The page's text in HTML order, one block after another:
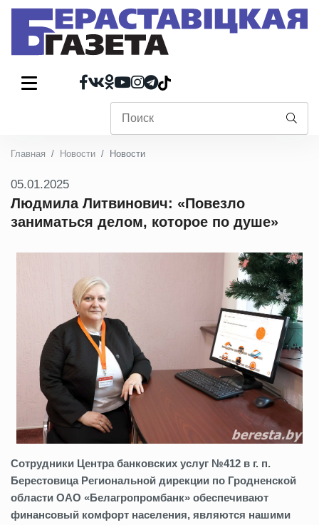
Главная Новости Новости
05.01.2025
Людмила Литвинович: «Повезло
заниматься делом, которое по душе»
Сотрудники Центра банковских услуг №412 в г. п.
Берестовица Региональной дирекции по Гродненской
области ОАО «Белагропромбанк» обеспечивают
финансовый комфорт населения, являются нашими